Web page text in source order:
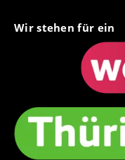
Wir stehen für ein